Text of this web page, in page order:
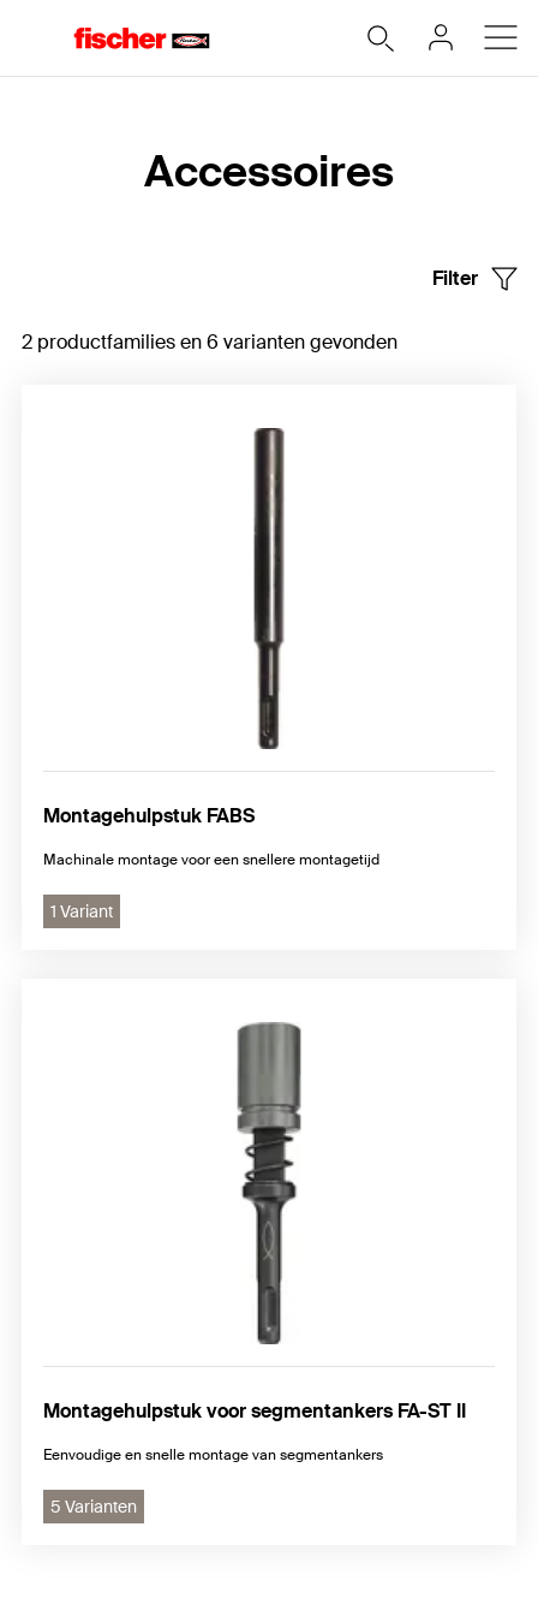
Accessoires
Filter
2 productfamilies en 6 varianten gevonden
Montagehulpstuk FABS
Machinale montage voor een snellere montagetijd
1 Variant
Montagehulpstuk voor segmentankers FA-ST II
Eenvoudige en snelle montage van segmentankers
5 Varianten